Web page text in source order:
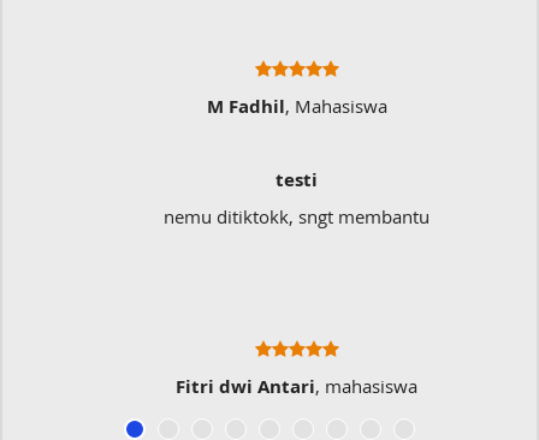
M Fadhil, Mahasiswa
testi
nemu ditiktokk, sngt membantu
Fitri dwi Antari, mahasiswa